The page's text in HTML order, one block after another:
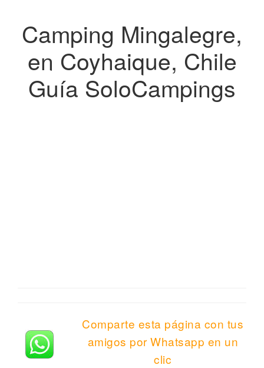
Camping Mingalegre,
en Coyhaique, Chile
Guía SoloCampings
Comparte esta página con tus
amigos por Whatsapp en un
clic